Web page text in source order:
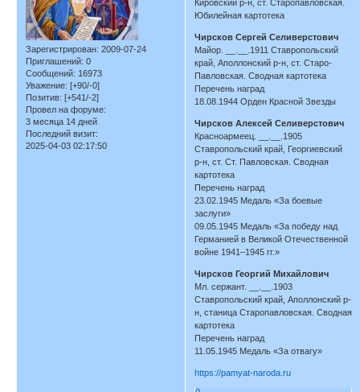
Зарегистрирован: 2009-07-24
Приглашений: 0
Сообщений: 16973
Уважение: [+90/-0]
Позитив: [+541/-2]
Провел на форуме:
3 месяца 14 дней
Последний визит:
2025-04-03 02:17:50
Кировский р-н, ст. Старопавловская.
Юбилейная картотека
Чирсков Сергей Селиверстович
Майор. __.__.1911 Ставропольский
край, Аполлонский р-н, ст. Старо-
Павловская. Сводная картотека
Перечень наград
18.08.1944 Орден Красной Звезды
Чирсков Алексей Селиверстович
Красноармеец. __.__.1905
Ставропольский край, Георгиевский
р-н, ст. Ст. Павловская. Сводная
картотека
Перечень наград
23.02.1945 Медаль «За боевые
заслуги»
09.05.1945 Медаль «За победу над
Германией в Великой Отечественной
войне 1941–1945 гг.»
Чирсков Георгий Михайлович
Мл. сержант. __.__.1903
Ставропольский край, Аполлонский р-
н, станица Старопавловская. Сводная
картотека
Перечень наград
11.05.1945 Медаль «За отвагу»
https://pamyat-naroda.ru